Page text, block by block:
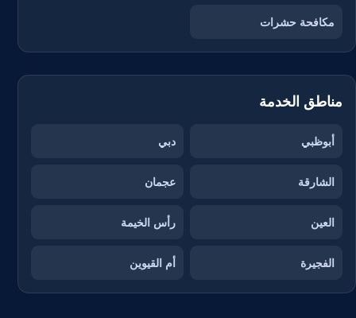
مكافحة حشرات
مناطق الخدمة
أبوظبي دبي
الشارقة عجمان
العين رأس الخيمة
الفجيرة أم القيوين